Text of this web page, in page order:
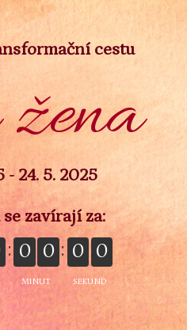
cestu
- 24. 5. 2025
zavírají za:
0 0
MINUT
0 0
SEKUND